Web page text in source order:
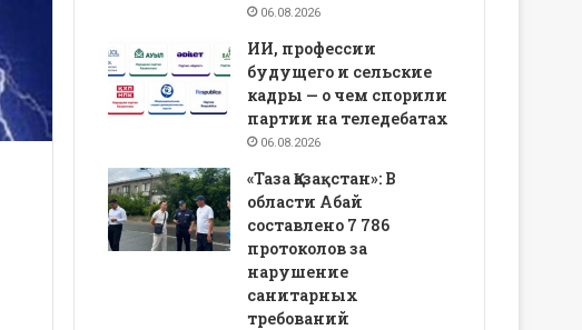
06.08.2026
ИИ, профессии
будущего и сельские
кадры — о чем спорили
партии на теледебатах
06.08.2026
«Таза Қазақстан»: В
области Абай
составлено 7 786
протоколов за
нарушение
санитарных
требований